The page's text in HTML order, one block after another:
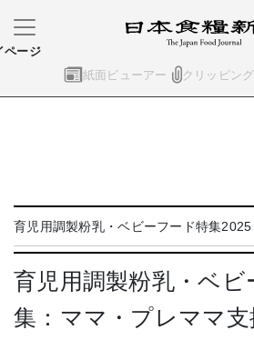
紙面ビューアー クリッピング
ページ
育児用調製粉乳・ベビーフード特集2025
育児用調製粉乳・ベビ
集：ママ・プレママ